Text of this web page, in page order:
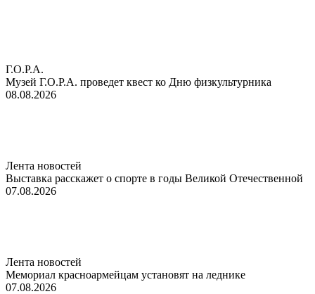
Г.О.Р.А.
Музей Г.О.Р.А. проведет квест ко Дню физкультурника
08.08.2026
Лента новостей
Выставка расскажет о спорте в годы Великой Отечественной
07.08.2026
Лента новостей
Мемориал красноармейцам установят на леднике
07.08.2026